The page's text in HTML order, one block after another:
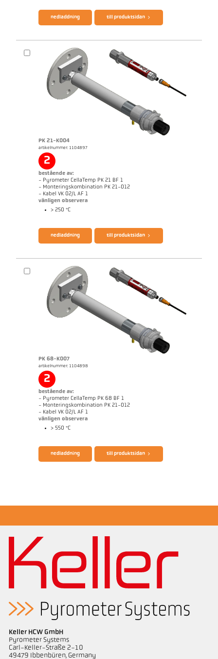
nedladdning till produktsidan
PK 21-K004
artikelnummer: 1104897
2
bestående av:
- Pyrometer CellaTemp PK 21 BF 1
- Monteringskombination PK 21-012
- Kabel VK 02/L AF 1
vänligen observera
> 250 °C
nedladdning till produktsidan
PK 68-K007
artikelnummer: 1104898
2
bestående av:
- Pyrometer CellaTemp PK 68 BF 1
- Monteringskombination PK 21-012
- Kabel VK 02/L AF 1
vänligen observera
> 550 °C
applikationsrapport Furnace
nedladdning till produktsidan
Keller HCW GmbH
Pyrometer Systems
Carl-Keller-Straße 2-10
49479 Ibbenbüren, Germany